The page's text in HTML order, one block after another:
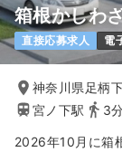
箱根かしわ
直接応募求人 電
神奈川県足柄
宮ノ下駅
3
2026年10月に箱